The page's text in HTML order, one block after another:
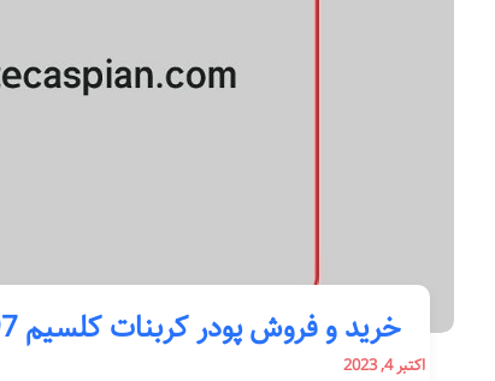
خرید و فروش پودر کربنات کلسیم 97%
اکتبر 4, 2023